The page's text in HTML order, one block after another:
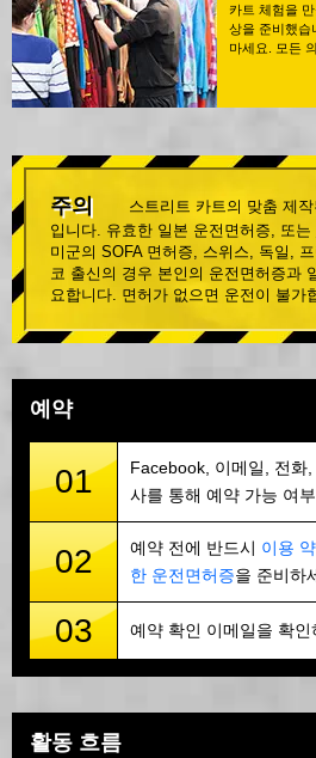
카트 체험을
상을 준비했습
마세요. 모든
주의
스트리트 카트의 맞춤 제
입니다. 유효한 일본 운전면허증, 또는
미군의 SOFA 면허증, 스위스, 독일,
코 출신의 경우 본인의 운전면허증과
요합니다. 면허가 없으면 운전이 불가
예약
01
Facebook, 이메일, 전화
사를 통해 예약 가능 여
02 예약 전에 반드시 이용
한 운전면허증을 준비하
03 예약 확인 이메일을 확
활동 흐름